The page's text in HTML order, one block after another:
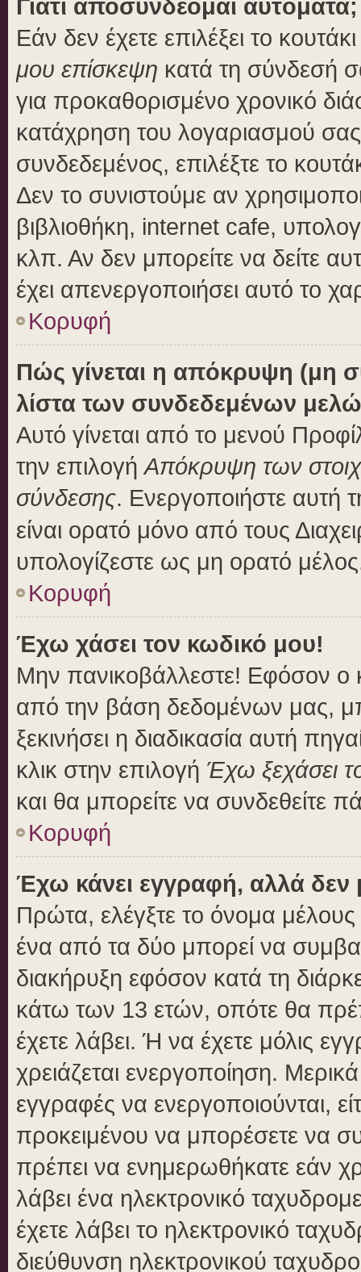
Γιατί αποσυνδέομαι αυτόματα;
Εάν δεν έχετε επιλέξει το
μου επίσκεψη κατά τη σύνδεσή
για προκαθορισμένο χρονικό
κατάχρηση του λογαριασμού
συνδεδεμένος, επιλέξτε το
Δεν το συνιστούμε αν
βιβλιοθήκη, internet cafe,
κλπ. Αν δεν μπορείτε να δείτε
έχει απενεργοποιήσει αυτό το
Κορυφή
Πώς γίνεται η απόκρυψη (μη
λίστα των συνδεδεμένων
Αυτό γίνεται από το μενού
την επιλογήΑπόκρυψη των
σύνδεσης. Ενεργοποιήστε αυτή
είναι ορατό μόνο από τους
υπολογίζεστε ως μη ορατό
Κορυφή
Έχω χάσει τον κωδικό μου!
Μην πανικοβάλλεστε! Εφόσον ο
από την βάση δεδομένων μας,
ξεκινήσει η διαδικασία αυτή
κλικ στην επιλογή Έχω ξεχάσει
και θα μπορείτε να συνδεθείτε
Κορυφή
Έχω κάνει εγγραφή, αλλά
Πρώτα, ελέγξτε το όνομα μέλους
ένα από τα δύο μπορεί να
διακήρυξη εφόσον κατά τη
κάτω των 13 ετών, οπότε θα
έχετε λάβει. Ή να έχετε μόλις
χρειάζεται ενεργοποίηση.
εγγραφές να ενεργοποιούνται,
προκειμένου να μπορέσετε να
πρέπει να ενημερωθήκατε εάν
λάβει ένα ηλεκτρονικό
έχετε λάβει το ηλεκτρονικό
διεύθυνση ηλεκτρονικού